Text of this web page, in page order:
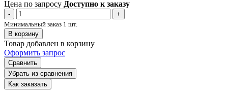
Цена по запросу Доступно к заказу
-
+
Минимальный заказ 1 шт.
В корзину
Товар добавлен в корзину
Оформить запрос
Сравнить
Убрать из сравнения
Как заказать